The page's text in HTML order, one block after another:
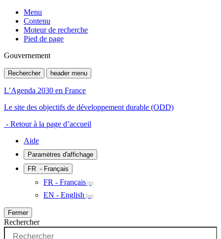
Menu
Contenu
Moteur de recherche
Pied de page
Gouvernement
Rechercher header menu
L’Agenda 2030 en France
Le site des objectifs de développement durable (ODD)
- Retour à la page d’accueil
Aide
Paramètres d'affichage
FR - Français
FR - Français
EN - English
Fermer
Rechercher